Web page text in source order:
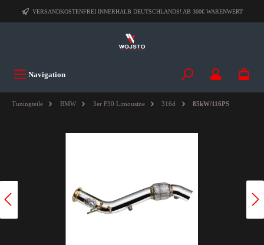
VERSANDKOSTENFREI INNERHALB DEUTSCHLANDS! AB 300€ WARENWERT
Navigation
Tuningteile BMW 3er F30 Limousine 316d 85kW/116PS